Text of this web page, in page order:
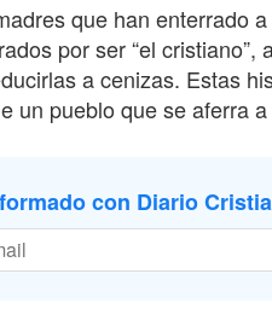
que han enterrado
por ser “el
a cenizas. Estas
un pueblo que se aferra
con Diario